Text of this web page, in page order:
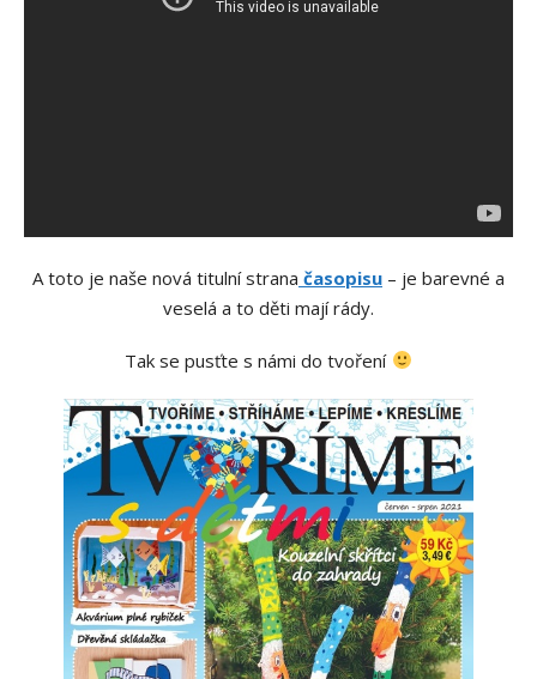
A toto je naše nová titulní strana časopisu – je barevné a
veselá a to děti mají rády.
Tak se pusťte s námi do tvoření